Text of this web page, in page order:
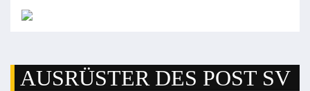
AUSRÜSTER DES POST SV